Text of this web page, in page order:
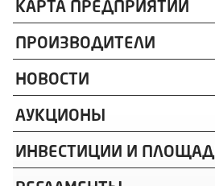
КАРТА ПРЕДПРИЯТИЙ
ПРОИЗВОДИТЕЛИ
НОВОСТИ
АУКЦИОНЫ
ИНВЕСТИЦИИ И